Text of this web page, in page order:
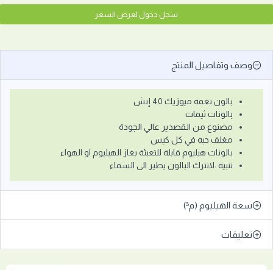
سجل دخول لعرض السعر
وصف وتفاصيل المنتج
بالون نغمة ميوزيك 40 إنش
بالونات ثيمات
مصنوع من القصدير عالي الجودة
مغلف حبه في كل كيس
بالونات هيليوم قابلة للتعبئة بغاز الهيليوم او الهواء
تنبية :لاتترك البالون يطير الى السماء
سعة الهيليوم (م³)
تعليقات